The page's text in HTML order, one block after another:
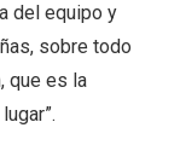
del equipo y
sobre todo
que es la